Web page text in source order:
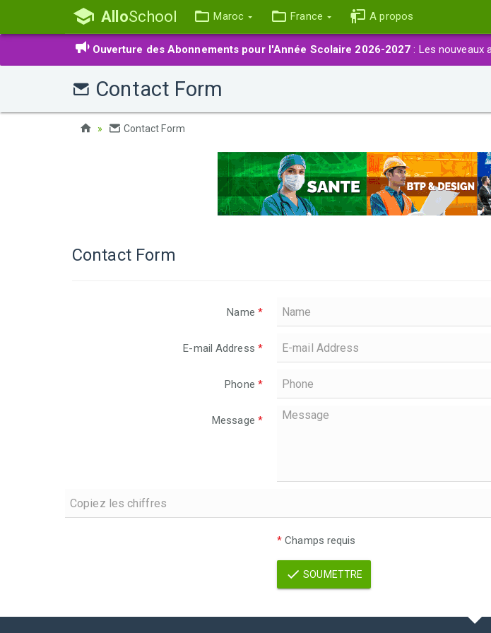
AlloSchool Maroc France A propos
Ouverture des Abonnements pour l'Année Scolaire 2026-2027 : Les nouveaux
Contact Form
Contact Form
Contact Form
Name *
E-mail Address *
Phone *
Message *
* Champs requis
SOUMETTRE